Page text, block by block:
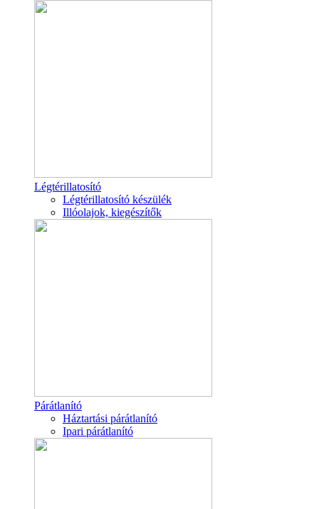
Légtérillatosító
Légtérillatosító készülék
Illóolajok, kiegészítők
Párátlanító
Háztartási párátlanító
Ipari párátlanító